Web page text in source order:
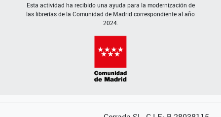
Esta actividad ha recibido una ayuda para la modernización de
las librerías de la Comunidad de Madrid correspondiente al año
2024.